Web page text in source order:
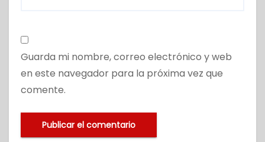
Guarda mi nombre, correo electrónico y web
en este navegador para la próxima vez que
comente.